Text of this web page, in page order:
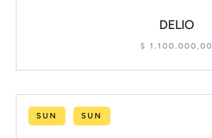
DELIO
$ 1.100.000,00
SUN SUN